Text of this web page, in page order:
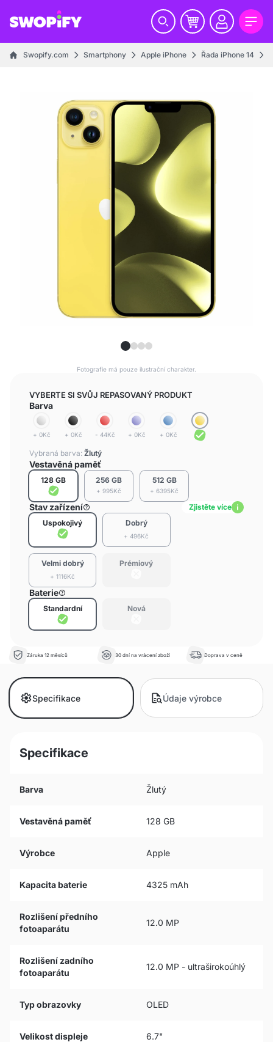
Swopify.com Smartphony Apple iPhone Řada iPhone 14
Fotografie má pouze ilustrační charakter.
VYBERTE SI SVŮJ REPASOVANÝ PRODUKT
Barva
+ 0Kč + 0Kč - 44Kč + 0Kč + 0Kč
Vybraná barva: Žlutý
Vestavěná paměť
128 GB 256 GB
+ 995Kč
512 GB
+ 6395Kč
Stav zařízení
Zjistěte více
Uspokojivý
Dobrý
+ 496Kč
Velmi dobrý
+ 1116Kč
Prémiový
Baterie
Standardní Nová
Záruka 12 měsíců 30 dní na vrácení zboží Doprava v ceně
Specifikace Údaje výrobce
Specifikace
Barva Žlutý
Vestavěná paměť 128 GB
Výrobce Apple
Kapacita baterie 4325 mAh
Rozlišení předního
fotoaparátu
12.0 MP
Rozlišení zadního
fotoaparátu
12.0 MP - ultraširokoúhlý
Typ obrazovky OLED
Velikost displeje 6.7"